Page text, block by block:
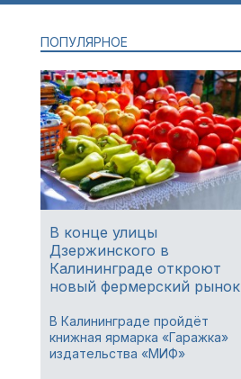
ПОПУЛЯРНОЕ
В конце улицы
Дзержинского в
Калининграде откроют
новый фермерский рынок
В Калининграде пройдёт
книжная ярмарка «Гаражка»
издательства «МИФ»